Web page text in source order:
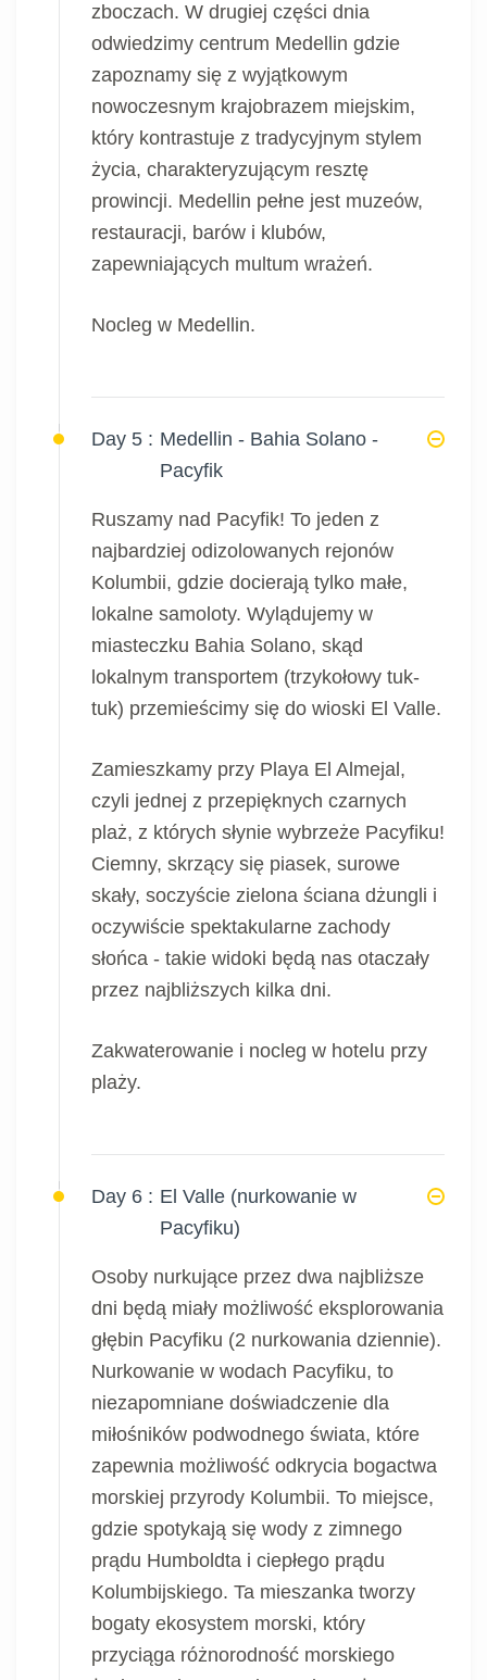
zboczach. W drugiej części dnia
odwiedzimy centrum Medellin gdzie
zapoznamy się z wyjątkowym
nowoczesnym krajobrazem miejskim,
który kontrastuje z tradycyjnym stylem
życia, charakteryzującym resztę
prowincji. Medellin pełne jest muzeów,
restauracji, barów i klubów,
zapewniających multum wrażeń.
Nocleg w Medellin.
Day 5 : Medellin - Bahia Solano -
Pacyfik
Ruszamy nad Pacyfik! To jeden z
najbardziej odizolowanych rejonów
Kolumbii, gdzie docierają tylko małe,
lokalne samoloty. Wylądujemy w
miasteczku Bahia Solano, skąd
lokalnym transportem (trzykołowy tuk-
tuk) przemieścimy się do wioski El Valle.
Zamieszkamy przy Playa El Almejal,
czyli jednej z przepięknych czarnych
plaż, z których słynie wybrzeże Pacyfiku!
Ciemny, skrzący się piasek, surowe
skały, soczyście zielona ściana dżungli i
oczywiście spektakularne zachody
słońca - takie widoki będą nas otaczały
przez najbliższych kilka dni.
Zakwaterowanie i nocleg w hotelu przy
plaży.
Day 6 : El Valle (nurkowanie w
Pacyfiku)
Osoby nurkujące przez dwa najbliższe
dni będą miały możliwość eksplorowania
głębin Pacyfiku (2 nurkowania dziennie).
Nurkowanie w wodach Pacyfiku, to
niezapomniane doświadczenie dla
miłośników podwodnego świata, które
zapewnia możliwość odkrycia bogactwa
morskiej przyrody Kolumbii. To miejsce,
gdzie spotykają się wody z zimnego
prądu Humboldta i ciepłego prądu
Kolumbijskiego. Ta mieszanka tworzy
bogaty ekosystem morski, który
przyciąga różnorodność morskiego